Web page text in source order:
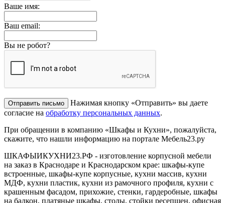
Ваше имя:
Ваш email:
Вы не робот?
Нажимая кнопку «Отправить» вы даете
согласие на обработку персональных данных.
При обращении в компанию «Шкафы и Кухни», пожалуйста,
скажите, что нашли информацию на портале Мебель23.ру
ШКАФЫИКУХНИ23.РФ - изготовление корпусной мебели
на заказ в Краснодаре и Краснодарском крае: шкафы-купе
встроенные, шкафы-купе корпусные, кухни массив, кухни
МДФ, кухни пластик, кухни из рамочного профиля, кухни с
крашенным фасадом, прихожие, стенки, гардеробные, шкафы
на балкон, платяные шкафы, столы, стойки ресепшен, офисная